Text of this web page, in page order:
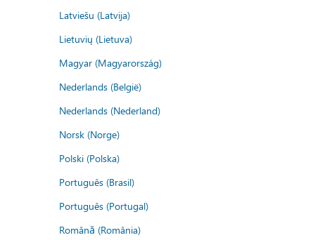
Latviešu (Latvija)
Lietuvių (Lietuva)
Magyar (Magyarország)
Nederlands (België)
Nederlands (Nederland)
Norsk (Norge)
Polski (Polska)
Português (Brasil)
Português (Portugal)
Română (România)